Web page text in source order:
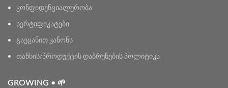
კონფიდენციალურობა
სერტიფიკატები
გაეცანით კანონს
თანხის/პროდუქტის დაბრუნების პოლიტიკა
GROWING • 🌱